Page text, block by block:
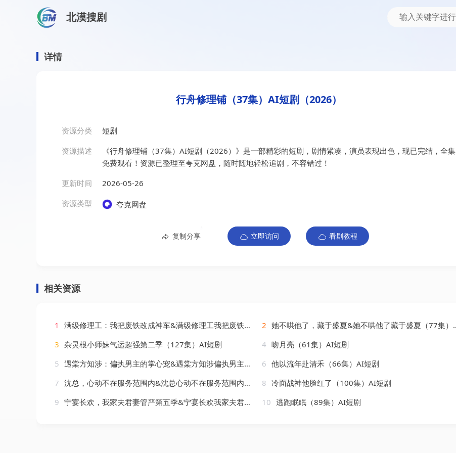
北漠搜剧
详情
行舟修理铺（37集）AI短剧（2026）
资源分类
短剧
资源描述
《行舟修理铺（37集）AI短剧（2026）》是一部精彩的短剧，剧情紧凑，演员表现出色，现已完结，全集
免费观看！资源已整理至夸克网盘，随时随地轻松追剧，不容错过！
更新时间
2026-05-26
资源类型
夸克网盘
复制分享 立即访问 看剧教程
相关资源
1 满级修理工：我把废铁改成神车&满级修理工我把废铁改成神车（76集）AI短剧 2 她不哄他了，藏于盛夏&她不哄他了藏于盛夏（77集）AI短剧
3 杂灵根小师妹气运超强第二季（127集）AI短剧 4 吻月亮（61集）AI短剧
5 遇棠方知涉：偏执男主的掌心宠&遇棠方知涉偏执男主的掌心宠（66集）AI短剧 6 他以流年赴清禾（66集）AI短剧
7 沈总，心动不在服务范围内&沈总心动不在服务范围内（50集）AI短剧 8 冷面战神他脸红了（100集）AI短剧
9 宁宴长欢，我家夫君妻管严第五季&宁宴长欢我家夫君妻管严第五季（89集）AI短剧 10 逃跑眠眠（89集）AI短剧